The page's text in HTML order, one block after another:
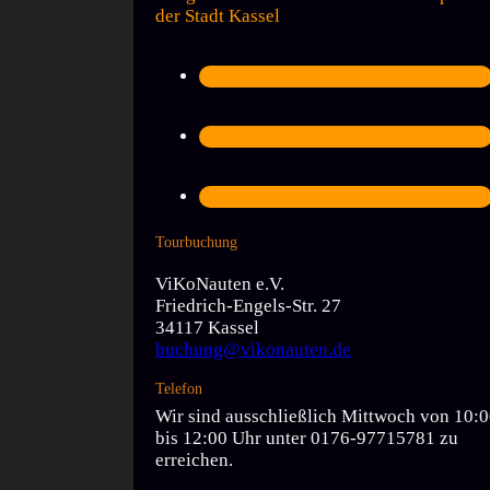
der Stadt Kassel
Tourbuchung
ViKoNauten e.V.
Friedrich-Engels-Str. 27
34117 Kassel
buchung@vikonauten.de
Telefon
Wir sind ausschließlich Mittwoch von
bis 12:00 Uhr unter 0176-97715781 zu
erreichen.